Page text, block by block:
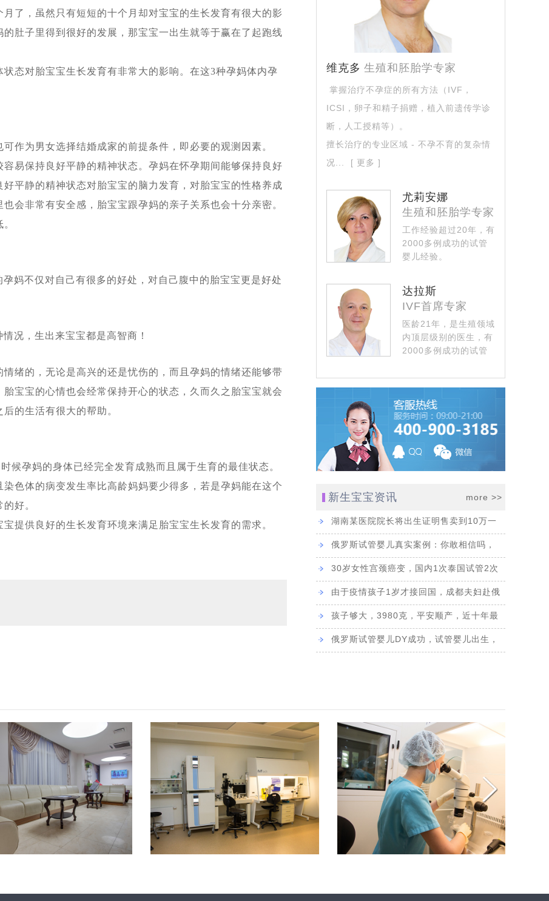
以接受，但是不能接受不孕不育
[2024-05-15]
的胚胎筛查结果出来了， 5颗囊胚2颗过检（合格），2个男孩
[2024-05-07]
尝试自卵自怀一边借卵代怀，准备与代妈同时移植看谁怀的宝宝出生
[2024-04-24]
阶段性成功报告：已经能听到孩子心跳了
[2024-04-08]
“夫妻”赴俄罗斯试管助孕，男士在找卵妹借卵，女士找精卵银行借精
[2024-03-25]
，他们已经抵达了莫斯科在做促排卵
[2024-03-18]
5未着床，如果是你该如何应对
[2024-03-13]
上周已经完成取卵，取12枚卵子，9枚成熟 ，期待后续胚胎培育结果
又有一对90后南京夫妇在俄罗斯做试管婴儿再到白俄罗斯找代妈做代孕，终究怀上了
[2024-02-19]
支持的，民众也是有误解的
[2024-01-05]
动互帮模式：你帮我挑代妈，我帮你看卵妹
策，为中国有赴海外试管婴儿助孕需求的朋友带来福音
[2023-10-24]
出现下腹部中度疼痛的现象，生殖医生介绍说正常现象
[2023-10-09]
一家三口二次赴俄罗斯试管婴儿促排，开启单身求子之旅
第三代试管婴儿科技助力实现双胞胎梦想
[2023-07-07]
斯代孕与试管婴儿合力助孕生子抚慰失独之家
[2023-06-29]
人代孕，试管婴儿技术备受关注
婴儿，一起见证解冻3年前冻卵，冻卵16颗，解冻15颗，成功配成12颗
[2023-06-13]
新的生育方式崛起——试管婴儿与第三方代怀助您成功抱娃！
察，俄罗斯代孕助孕机结构提供全方位支持与协助
将来临，现在赴俄罗斯试管婴儿生个二胎三胎还来得及
为什么成功抱娃有保障，特别是试管婴儿费用民众能负担得起
[2023-03-28]
婴儿只为实现父母梦想而生
[2023-03-27]
和钱过意不去，俄罗斯试管婴儿性价比真的很高
[2023-03-24]
想过赴俄罗斯做试管婴儿吗
[2023-03-14]
，生殖专家介绍俄罗斯第三代试管婴儿如何阻断基因遗传
[2023-02-11]
见顾虑全解
[2023-02-01]
俄罗斯试管婴儿专家专业解答
[2023-01-13]
怀成功，她本想来莫斯科找代妈给自己生孩子，最终却自己给自己当上了“代妈”
[2022-11-23]
了，虽然只有短短的十个月却对宝宝的生长发育有很大的影
肚子里得到很好的发展，那宝宝一出生就等于赢在了起跑线
态对胎宝宝生长发育有非常大的影响。在这3种孕妈体内孕
作为男女选择结婚成家的前提条件，即必要的观测因素。
易保持良好平静的精神状态。孕妈在怀孕期间能够保持良好
平静的精神状态对胎宝宝的脑力发育，对胎宝宝的性格养成
会非常有安全感，胎宝宝跟孕妈的亲子关系也会十分亲密。
妈不仅对自己有很多的好处，对自己腹中的胎宝宝更是好处
绪的，无论是高兴的还是忧伤的，而且孕妈的情绪还能够带
宝宝的心情也会经常保持开心的状态，久而久之胎宝宝就会
的生活有很大的帮助。
候孕妈的身体已经完全发育成熟而且属于生育的最佳状态。
色体的病变发生率比高龄妈妈要少得多，若是孕妈能在这个
好。
提供良好的生长发育环境来满足胎宝宝生长发育的需求。
维克多 生殖和胚胎学专家
掌握治疗不孕症的所有方法（IVF，
ICSI，卵子和精子捐赠，植入前遗传学诊
断，人工授精等）。
擅长治疗的专业区域 - 不孕不育的复杂情
况...
[ 更多 ]
尤莉安娜
生殖和胚胎学专家
工作经验超过20年，有
2000多例成功的试管
婴儿经验。
[ 更多 ]
达拉斯
IVF首席专家
医龄21年，是生殖领域
内顶层级别的医生，有
2000多例成功的试管
新生宝宝资讯 more >>
湖南某医院院长将出生证明售卖到10万一
张，为生一孩子...
俄罗斯试管婴儿真实案例：你敢相信吗，
46岁了还能自怀...
30岁女性宫颈癌变，国内1次泰国试管2次
均失败，赴俄罗...
由于疫情孩子1岁才接回国，成都夫妇赴俄
罗斯DY生子历...
孩子够大，3980克，平安顺产，近十年最
完美的生产，祝...
俄罗斯试管婴儿DY成功，试管婴儿出生，